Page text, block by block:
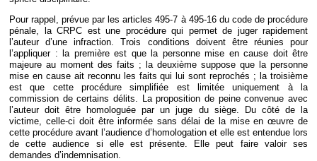
Pour rappel, prévue par les articles 495-7 à 495-16 du code de procédure
pénale, la CRPC est une procédure qui permet de juger rapidement
l’auteur d’une infraction. Trois conditions doivent être réunies pour
l’appliquer : la première est que la personne mise en cause doit être
majeure au moment des faits ; la deuxième suppose que la personne
mise en cause ait reconnu les faits qui lui sont reprochés ; la troisième
est que cette procédure simplifiée est limitée uniquement à la
commission de certains délits. La proposition de peine convenue avec
l’auteur doit être homologuée par un juge du siège. Du côté de la
victime, celle-ci doit être informée sans délai de la mise en œuvre de
cette procédure avant l’audience d’homologation et elle est entendue lors
de cette audience si elle est présente. Elle peut faire valoir ses
demandes d’indemnisation.